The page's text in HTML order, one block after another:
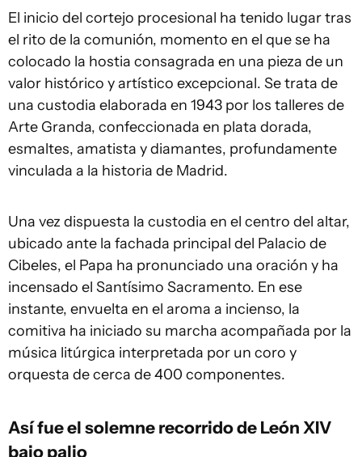
El inicio del cortejo procesional ha tenido lugar tras
el rito de la comunión, momento en el que se ha
colocado la hostia consagrada en una pieza de un
valor histórico y artístico excepcional. Se trata de
una custodia elaborada en 1943 por los talleres de
Arte Granda, confeccionada en plata dorada,
esmaltes, amatista y diamantes, profundamente
vinculada a la historia de Madrid.
Una vez dispuesta la custodia en el centro del altar,
ubicado ante la fachada principal del Palacio de
Cibeles, el Papa ha pronunciado una oración y ha
incensado el Santísimo Sacramento. En ese
instante, envuelta en el aroma a incienso, la
comitiva ha iniciado su marcha acompañada por la
música litúrgica interpretada por un coro y
orquesta de cerca de 400 componentes.
Así fue el solemne recorrido de León XIV
bajo palio